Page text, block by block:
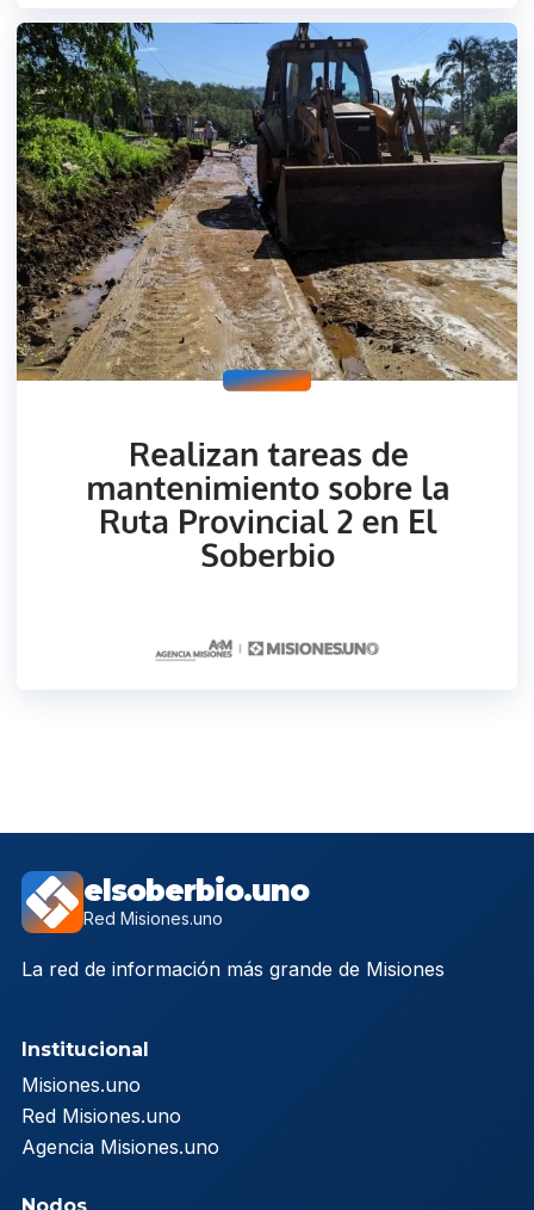
elsoberbio.uno
Red Misiones.uno
La red de información más grande de Misiones
Institucional
Misiones.uno
Red Misiones.uno
Agencia Misiones.uno